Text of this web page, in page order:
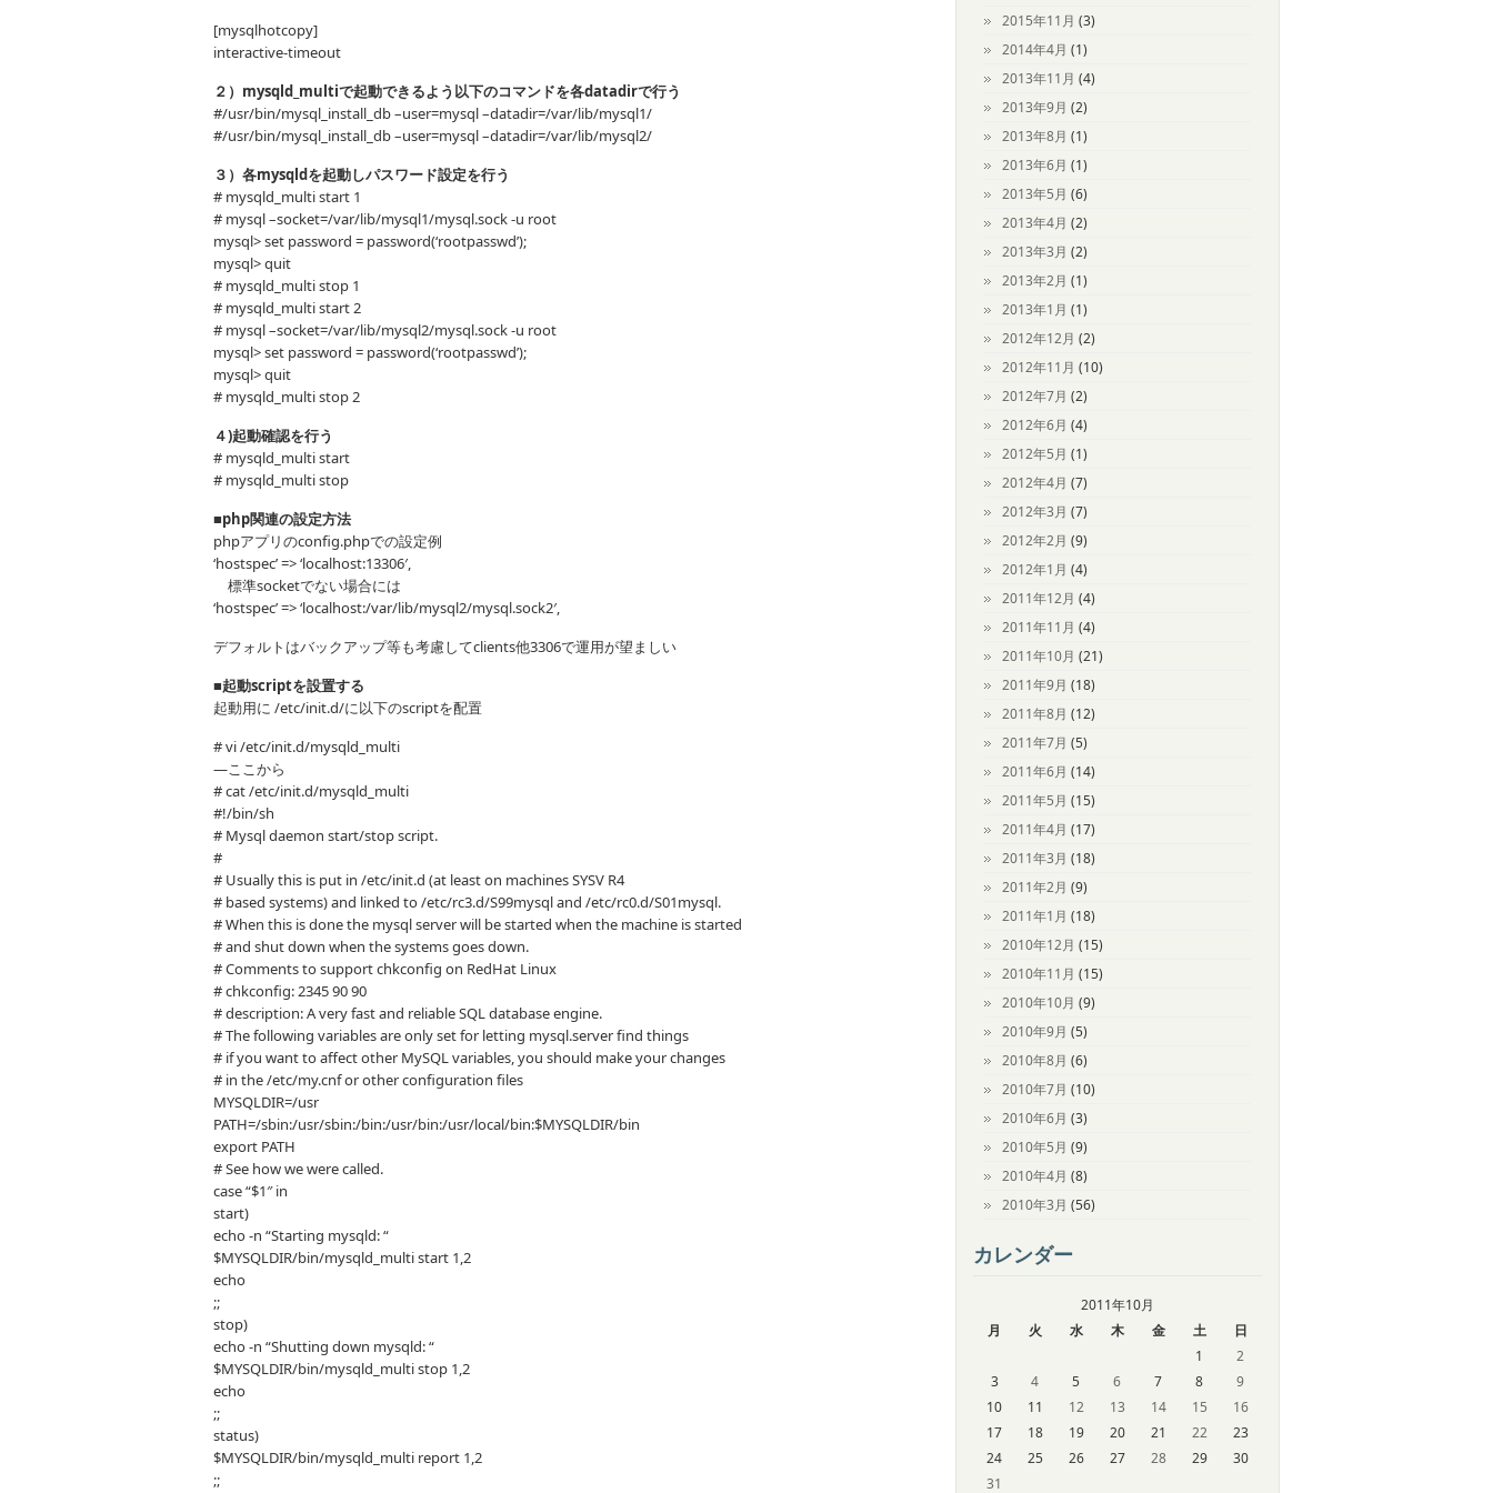
[mysqlhotcopy]
interactive-timeout
２）mysqld_multiで起動できるよう以下のコマンドを各datadirで行う
#/usr/bin/mysql_install_db –user=mysql –datadir=/var/lib/mysql1/
#/usr/bin/mysql_install_db –user=mysql –datadir=/var/lib/mysql2/
３）各mysqldを起動しパスワード設定を行う
# mysqld_multi start 1
# mysql –socket=/var/lib/mysql1/mysql.sock -u root
mysql> set password = password(‘rootpasswd’);
mysql> quit
# mysqld_multi stop 1
# mysqld_multi start 2
# mysql –socket=/var/lib/mysql2/mysql.sock -u root
mysql> set password = password(‘rootpasswd’);
mysql> quit
# mysqld_multi stop 2
４)起動確認を行う
# mysqld_multi start
# mysqld_multi stop
■php関連の設定方法
phpアプリのconfig.phpでの設定例
‘hostspec’ => ‘localhost:13306′,
標準socketでない場合には
‘hostspec’ => ‘localhost:/var/lib/mysql2/mysql.sock2′,
デフォルトはバックアップ等も考慮してclients他3306で運用が望ましい
■起動scriptを設置する
起動用に /etc/init.d/に以下のscriptを配置
# vi /etc/init.d/mysqld_multi
—ここから
# cat /etc/init.d/mysqld_multi
#!/bin/sh
# Mysql daemon start/stop script.
#
# Usually this is put in /etc/init.d (at least on machines SYSV R4
# based systems) and linked to /etc/rc3.d/S99mysql and /etc/rc0.d/S01mysql.
# When this is done the mysql server will be started when the machine is started
# and shut down when the systems goes down.
# Comments to support chkconfig on RedHat Linux
# chkconfig: 2345 90 90
# description: A very fast and reliable SQL database engine.
# The following variables are only set for letting mysql.server find things
# if you want to affect other MySQL variables, you should make your changes
# in the /etc/my.cnf or other configuration files
MYSQLDIR=/usr
PATH=/sbin:/usr/sbin:/bin:/usr/bin:/usr/local/bin:$MYSQLDIR/bin
export PATH
# See how we were called.
case “$1″ in
start)
echo -n “Starting mysqld: “
$MYSQLDIR/bin/mysqld_multi start 1,2
echo
;;
stop)
echo -n “Shutting down mysqld: “
$MYSQLDIR/bin/mysqld_multi stop 1,2
echo
;;
status)
$MYSQLDIR/bin/mysqld_multi report 1,2
;;
2015年11月 (3)
2014年4月 (1)
2013年11月 (4)
2013年9月 (2)
2013年8月 (1)
2013年6月 (1)
2013年5月 (6)
2013年4月 (2)
2013年3月 (2)
2013年2月 (1)
2013年1月 (1)
2012年12月 (2)
2012年11月 (10)
2012年7月 (2)
2012年6月 (4)
2012年5月 (1)
2012年4月 (7)
2012年3月 (7)
2012年2月 (9)
2012年1月 (4)
2011年12月 (4)
2011年11月 (4)
2011年10月 (21)
2011年9月 (18)
2011年8月 (12)
2011年7月 (5)
2011年6月 (14)
2011年5月 (15)
2011年4月 (17)
2011年3月 (18)
2011年2月 (9)
2011年1月 (18)
2010年12月 (15)
2010年11月 (15)
2010年10月 (9)
2010年9月 (5)
2010年8月 (6)
2010年7月 (10)
2010年6月 (3)
2010年5月 (9)
2010年4月 (8)
2010年3月 (56)
カレンダー
2011年10月
月
火 水 木 金 土 日
1
2
3
4 5 6 7 8
9
10
11 12 13 14 15
16
17
18 19 20 21 22
23
24
25 26 27 28 29
30
31